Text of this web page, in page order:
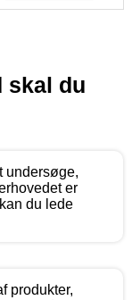
skal du
undersøge,
er
du lede
produkter,